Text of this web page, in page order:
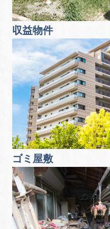
収益物件
ゴミ屋敷